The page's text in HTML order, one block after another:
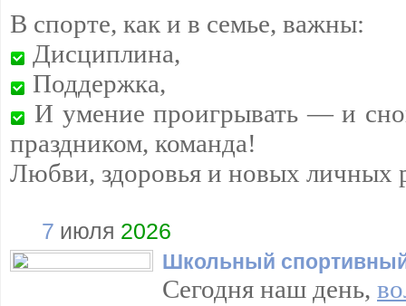
В спорте, как и в семье, важны:
Дисциплина,
Поддержка,
И умение проигрывать — и
праздником, команда!
Любви, здоровья и новых личных
7 июля 2026
Школьный
Сегодня наш день,